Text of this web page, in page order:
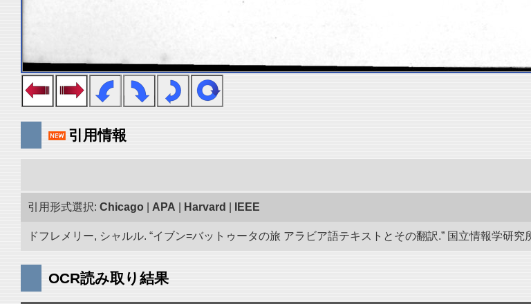
引用情報
引用形式選択: Chicago APA Harvard IEEE
ドフレメリー, シャルル. “イブン=バットゥータの旅 アラビア語テキストとその翻訳.” 国立情報学研
OCR読み取り結果